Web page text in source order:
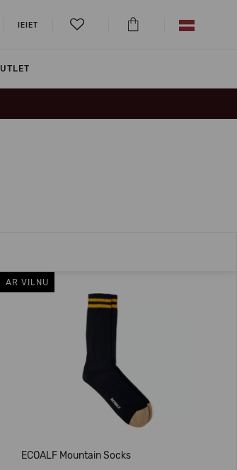
IEIET
AR VILNU
ECOALF Mountain Socks